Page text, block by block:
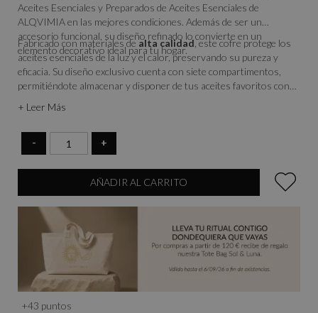
Aceites Esenciales y Preparados de Aceites Esenciales de
ALQVIMIA en las mejores condiciones. Además de ser un
accesorio funcional, su diseño refinado lo convierte en un
elemento decorativo ideal para tu hogar.
Fabricado con materiales de alta calidad, este cofre protege los
aceites esenciales de la luz y el calor, preservando su pureza y
eficacia. Su diseño exclusivo cuenta con siete compartimentos,
permitiéndote almacenar y disponer de tus aceites favoritos con
Vademecum de Aceites Esenciales, una guía informativa para
+ Leer Más
- +
AÑADIR AL CARRITO
+43 puntos